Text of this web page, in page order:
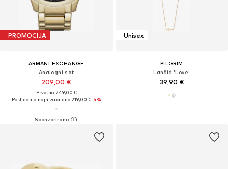
PROMOCIJA
ARMANI EXCHANGE
Analogni sat
209,00 €
Prvotno: 249,00 €
Posljednja najniža cijena:219,00 €-4%
Unisex
PILGRIM
Lančić 'Love'
39,90 €